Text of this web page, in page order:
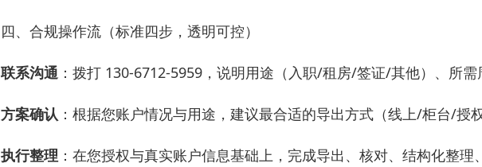
四、合规操作流（标准四步，透明可控）
联系沟通 ：拨打 130-6712-5959，说明用途（入职/租房/签证/其他）、所
方案确认 ：根据您账户情况与用途，建议最合适的导出方式（线上/柜台/授
执行整理 ：在您授权与真实账户信息基础上，完成导出、核对、结构化整理